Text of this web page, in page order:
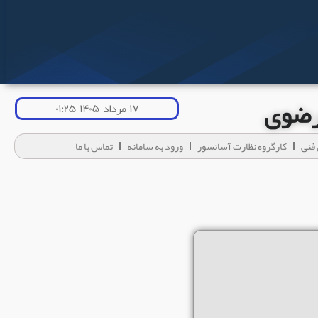
۱۷ مرداد ۱۴۰۵ ۰۱:۲۵
کارگروه نظارت آسانسور ورود به سامانه تماس با ما